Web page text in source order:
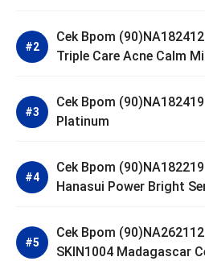
Cek Bpom
Triple Care Acne Calm
Cek Bpom
Platinum
Cek Bpom
Hanasui Power Bright
Cek Bpom
SKIN1004 Madagascar